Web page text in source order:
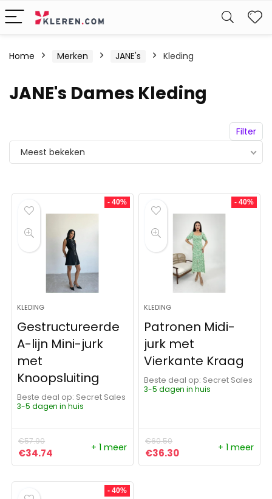
Home Merken JANE's Kleding
JANE's Dames Kleding
Filter
Meest bekeken
- 40%
KLEDING
Gestructureerde
A-lijn Mini-jurk
met
Knoopsluiting
Beste deal op:
Secret Sales
3-5 dagen in huis
€57.90
Oorspronkelijke prijs was: €57.90.
€34.74 Huidige prijs is: €34.74.
+ 1 meer
- 40%
KLEDING
Patronen Midi-
jurk met
Vierkante Kraag
Beste deal op:
Secret Sales
3-5 dagen in huis
€60.50
Oorspronkelijke prijs
€36.30Huidige prijs is:
+ 1 meer
- 40%